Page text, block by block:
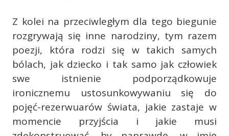
Z kolei na przeciwległym dla tego biegunie
rozgrywają się inne narodziny, tym razem
poezji, która rodzi się w takich samych
bólach, jak dziecko i tak samo jak człowiek
swe istnienie podporządkowuje
ironicznemu ustosunkowywaniu się do
pojęć-rezerwuarów świata, jakie zastaje w
momencie przyjścia i jakie musi